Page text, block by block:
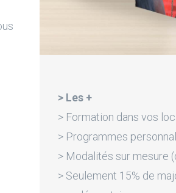
> Les +
> Formation dans vos
> Programmes
> Modalités sur mesure
> Seulement 15% de